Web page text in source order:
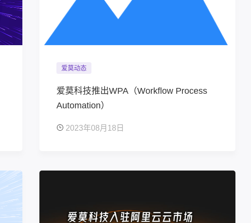
爱莫动态
爱莫科技推出WPA（Workflow Process
Automation）
2023年08月18日